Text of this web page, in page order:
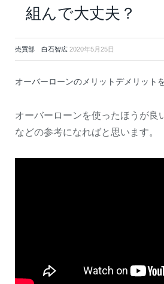
組んで大丈夫？
売買部 白石智広 2020年5月25日
オーバーローンのメリットデメリットを
オーバーローンを使ったほうが良
などの参考になればと思います。